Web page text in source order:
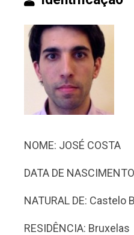
NOME: JOSÉ COSTA
DATA DE
NATURAL DE: Castelo
RESIDÊNCIA: Bruxelas